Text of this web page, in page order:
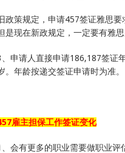
旧政策规定，申请457签证雅思
是现在新政规定，一定要有雅
、申请人直接申请186,187签证
。年龄按递交签证申请时为准。
雇主担保工作签证变化
、会有更多的职业需要做职业评